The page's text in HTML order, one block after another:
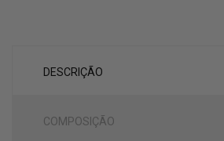
DESCRIÇÃO
COMPOSIÇÃO